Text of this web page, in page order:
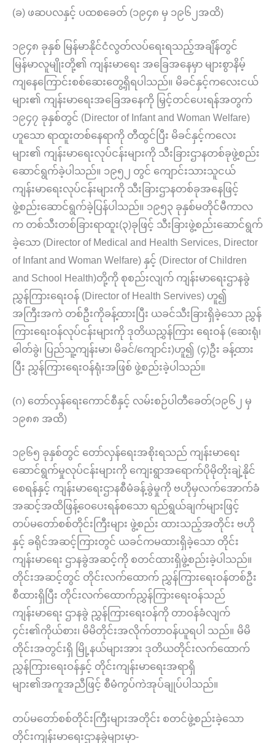
(ခ) ဖဆပလနှင့် ပထစခေတ် (၁၉၄၈ မှ ၁၉၆၂အထိ)
၁၉၄၈ ခုနှစ် မြန်မာနိုင်ငံလွတ်လပ်ရေးရသည့်အချိန်တွင်
မြန်မာလူမျိုးတို့၏ ကျန်းမာရေး အခြေအနေမှာ များစွာနိမ့်
ကျနေကြောင်းစစ်ဆေးတွေ့ရှိရပါသည်။ မိခင်နှင့်ကလေးငယ်
များ၏ ကျန်းမာရေးအခြေအနေကို မြှင့်တင်ပေးရန်အတွက်
၁၉၄၇ ခုနှစ်တွင် (Director of Infant and Woman Welfare)
ဟူသော ရာထူးတစ်နေရာကို တီထွင်ပြီး မိခင်နှင့်ကလေး
များ၏ ကျန်းမာရေးလုပ်ငန်းများကို သီးခြားဌာနတစ်ခုဖွဲ့စည်း
ဆောင်ရွက်ခဲ့ပါသည်။ ၁၉၅၂ တွင် ကျောင်းသားသူငယ်
ကျန်းမာရေးလုပ်ငန်းများကို သီးခြားဌာနတစ်ခုအနေဖြင့်
ဖွဲ့စည်းဆောင်ရွက်ခဲ့ပြန်ပါသည်။ ၁၉၅၃ ခုနှစ်မတိုင်မီကာလ
က တစ်သီးတစ်ခြားရာထူး(၃)ခုဖြင့် သီးခြားဖွဲ့စည်းဆောင်ရွက်
ခဲ့သော (Director of Medical and Health Services, Director
of Infant and Woman Welfare) နှင့် (Director of Children
and School Health)တို့ကို စုစည်းလျက် ကျန်းမာရေးဌာနခွဲ
ညွှန်ကြားရေးဝန် (Director of Health Servives) ဟူ၍
အကြီးအကဲ တစ်ဦးကိုခန့်ထားပြီး ယခင်သီးခြားရှိခဲ့သော ညွှန်
ကြားရေးဝန်လုပ်ငန်းများကို ဒုတိယညွှန်ကြား ရေးဝန် (ဆေးရုံ၊
ဓါတ်ခွဲ၊ ပြည်သူ့ကျန်းမာ၊ မိခင်/ကျောင်း)ဟူ၍ (၄)ဦး ခန့်ထား
ပြီး ညွှန်ကြားရေးဝန်ရုံးအဖြစ် ဖွဲ့စည်းခဲ့ပါသည်။
(ဂ) တော်လှန်ရေးကောင်စီနှင့် လမ်းစဉ်ပါတီခေတ်(၁၉၆၂ မှ
၁၉၈၈ အထိ)
၁၉၆၅ ခုနှစ်တွင် တော်လှန်ရေးအစိုးရသည် ကျန်းမာရေး
ဆောင်ရွက်မှုလုပ်ငန်းများကို ကျေးရွာအရောက်ပိုမိုတိုးချဲ့နိုင်
စေရန်နှင့် ကျန်းမာရေးဌာနစီမံခန့်ခွဲမှုကို ဗဟိုမှလက်အောက်ခံ
အဆင့်အထိဖြန့်ဝေပေးရန်စသော ရည်ရွယ်ချက်များဖြင့်
တပ်မတော်စစ်တိုင်းကြီးများ ဖွဲ့စည်း ထားသည့်အတိုင်း ဗဟို
နှင့် ခရိုင်အဆင့်ကြားတွင် ယခင်ကမထားရှိခဲ့သော တိုင်း
ကျန်းမာရေး ဌာနခွဲအဆင့်ကို စတင်ထားရှိဖွဲ့စည်းခဲ့ပါသည်။
တိုင်းအဆင့်တွင် တိုင်းလက်ထောက် ညွှန်ကြားရေးဝန်တစ်ဦး
စီထားရှိပြီး တိုင်းလက်ထောက်ညွှန်ကြားရေးဝန်သည်
ကျန်းမာရေး ဌာနခွဲ ညွှန်ကြားရေးဝန်ကို တာဝန်ခံလျက်
၄င်း၏ကိုယ်စား၊ မိမိတိုင်းအလိုက်တာဝန်ယူရပါ သည်။ မိမိ
တိုင်းအတွင်းရှိ မြို့နယ်များအား ဒုတိယတိုင်းလက်ထောက်
ညွှန်ကြားရေးဝန်နှင့် တိုင်းကျန်းမာရေးအရာရှိ
များ၏အကူအညီဖြင့် စီမံကွပ်ကဲအုပ်ချုပ်ပါသည်။
တပ်မတော်စစ်တိုင်းကြီးများအတိုင်း စတင်ဖွဲ့စည်းခဲ့သော
တိုင်းကျန်းမာရေးဌာနခွဲများမှာ-